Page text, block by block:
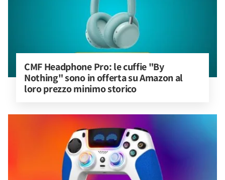
CMF Headphone Pro: le cuffie "By
Nothing" sono in offerta su Amazon al
loro prezzo minimo storico